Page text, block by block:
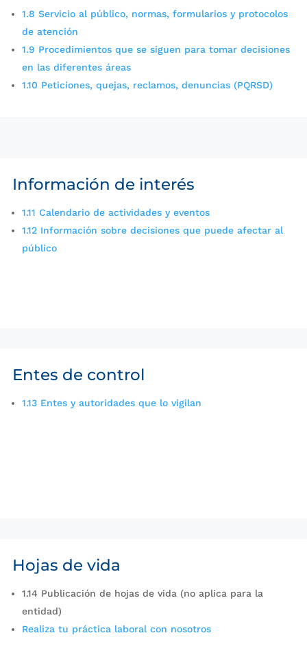
1.8 Servicio al público, normas, formularios y protocolos
de atención
1.9 Procedimientos que se siguen para tomar decisiones
en las diferentes áreas
1.10 Peticiones, quejas, reclamos, denuncias (PQRSD)
Información de interés
1.11 Calendario de actividades y eventos
1.12 Información sobre decisiones que puede afectar al
público
Entes de control
1.13 Entes y autoridades que lo vigilan
Hojas de vida
1.14 Publicación de hojas de vida (no aplica para la
entidad)
Realiza tu práctica laboral con nosotros